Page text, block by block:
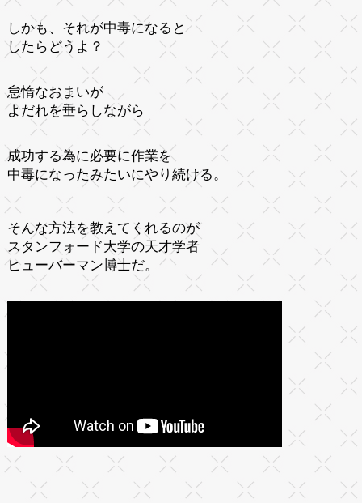
しかも、それが中毒になると
したらどうよ？
怠惰なおまいが
よだれを垂らしながら
成功する為に必要に作業を
中毒になったみたいにやり続ける。
そんな方法を教えてくれるのが
スタンフォード大学の天才学者
ヒューバーマン博士だ。